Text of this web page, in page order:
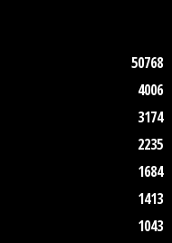
50768
4006
3174
2235
1684
1413
1043